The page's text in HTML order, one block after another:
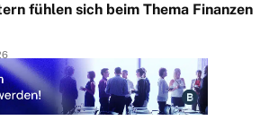
fühlen sich beim Thema Finanzen